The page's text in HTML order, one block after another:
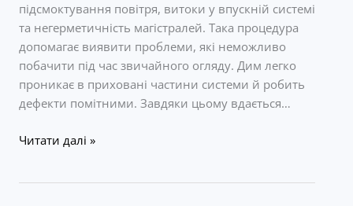
підсмоктування повітря, витоки у впускній системі
та негерметичність магістралей. Така процедура
допомагає виявити проблеми, які неможливо
побачити під час звичайного огляду. Дим легко
проникає в приховані частини системи й робить
дефекти помітними. Завдяки цьому вдається…
Діагностика
Читати далі »